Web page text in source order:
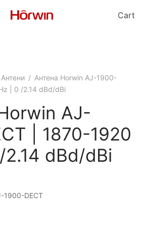
Cart
Антени / Антена Horwin AJ-1900-
| 0 /2.14 dBd/dBi
AJ-
| 1870-1920
dBd/dBi
1900-DECT